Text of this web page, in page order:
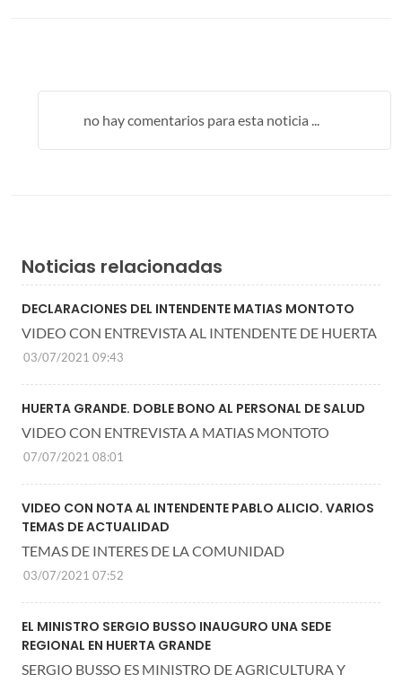
no hay comentarios para esta noticia ...
Noticias relacionadas
DECLARACIONES DEL INTENDENTE MATIAS MONTOTO
VIDEO CON ENTREVISTA AL INTENDENTE DE HUERTA
03/07/2021 09:43
HUERTA GRANDE. DOBLE BONO AL PERSONAL DE SALUD
VIDEO CON ENTREVISTA A MATIAS MONTOTO
07/07/2021 08:01
VIDEO CON NOTA AL INTENDENTE PABLO ALICIO. VARIOS
TEMAS DE ACTUALIDAD
TEMAS DE INTERES DE LA COMUNIDAD
03/07/2021 07:52
EL MINISTRO SERGIO BUSSO INAUGURO UNA SEDE
REGIONAL EN HUERTA GRANDE
SERGIO BUSSO ES MINISTRO DE AGRICULTURA Y